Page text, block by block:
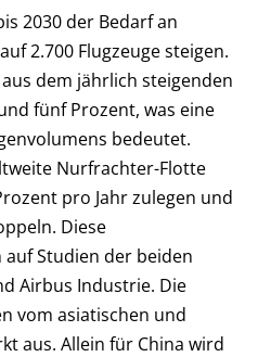
2030 der Bedarf an
2.700 Flugzeuge steigen.
dem jährlich steigenden
fünf Prozent, was eine
bedeutet.
Nurfrachter-Flotte
pro Jahr zulegen und
Diese
Studien der beiden
Airbus Industrie. Die
vom asiatischen und
aus. Allein für China wird